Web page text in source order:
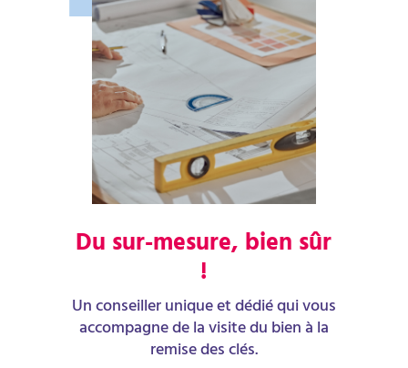
Du sur-mesure, bien sûr
!
Un conseiller unique et dédié qui vous
accompagne de la visite du bien à la
remise des clés.